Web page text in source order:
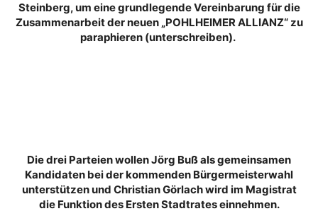
Steinberg, um eine grundlegende Vereinbarung für die
Zusammenarbeit der neuen „POHLHEIMER ALLIANZ“ zu
paraphieren (unterschreiben).
Die drei Parteien wollen Jörg Buß als gemeinsamen
Kandidaten bei der kommenden Bürgermeisterwahl
unterstützen und Christian Görlach wird im Magistrat
die Funktion des Ersten Stadtrates einnehmen.